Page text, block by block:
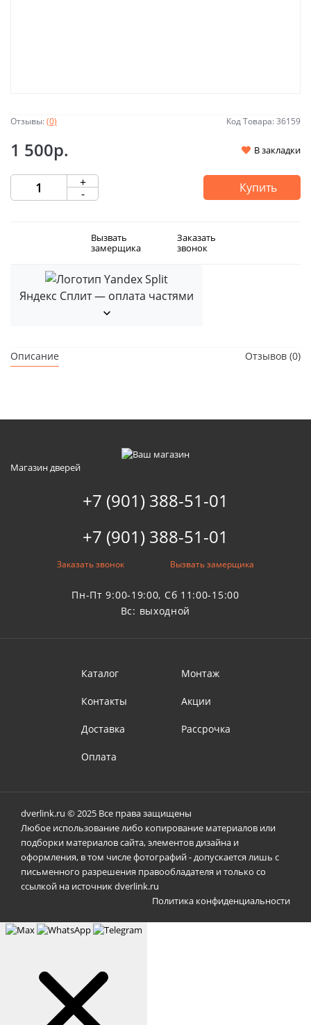
Отзывы:(0) Код Товара: 36159
1 500р. В закладки
+
- Купить
Вызвать
замерщика
Заказать
звонок
Яндекс Сплит — оплата частями
Описание Отзывов (0)
Магазин дверей
+7 (901) 388-51-01
+7 (901) 388-51-01
Заказать звонок Вызвать замерщика
Пн-Пт 9:00-19:00, Сб 11:00-15:00
Вс: выходной
Каталог
Контакты
Доставка
Оплата
Монтаж
Акции
Рассрочка
dverlink.ru © 2025 Все права защищены
Любое использование либо копирование материалов или
подборки материалов сайта, элементов дизайна и
оформления, в том числе фотографий - допускается лишь с
письменного разрешения правообладателя и только со
ссылкой на источник dverlink.ru
Политика конфиденциальности